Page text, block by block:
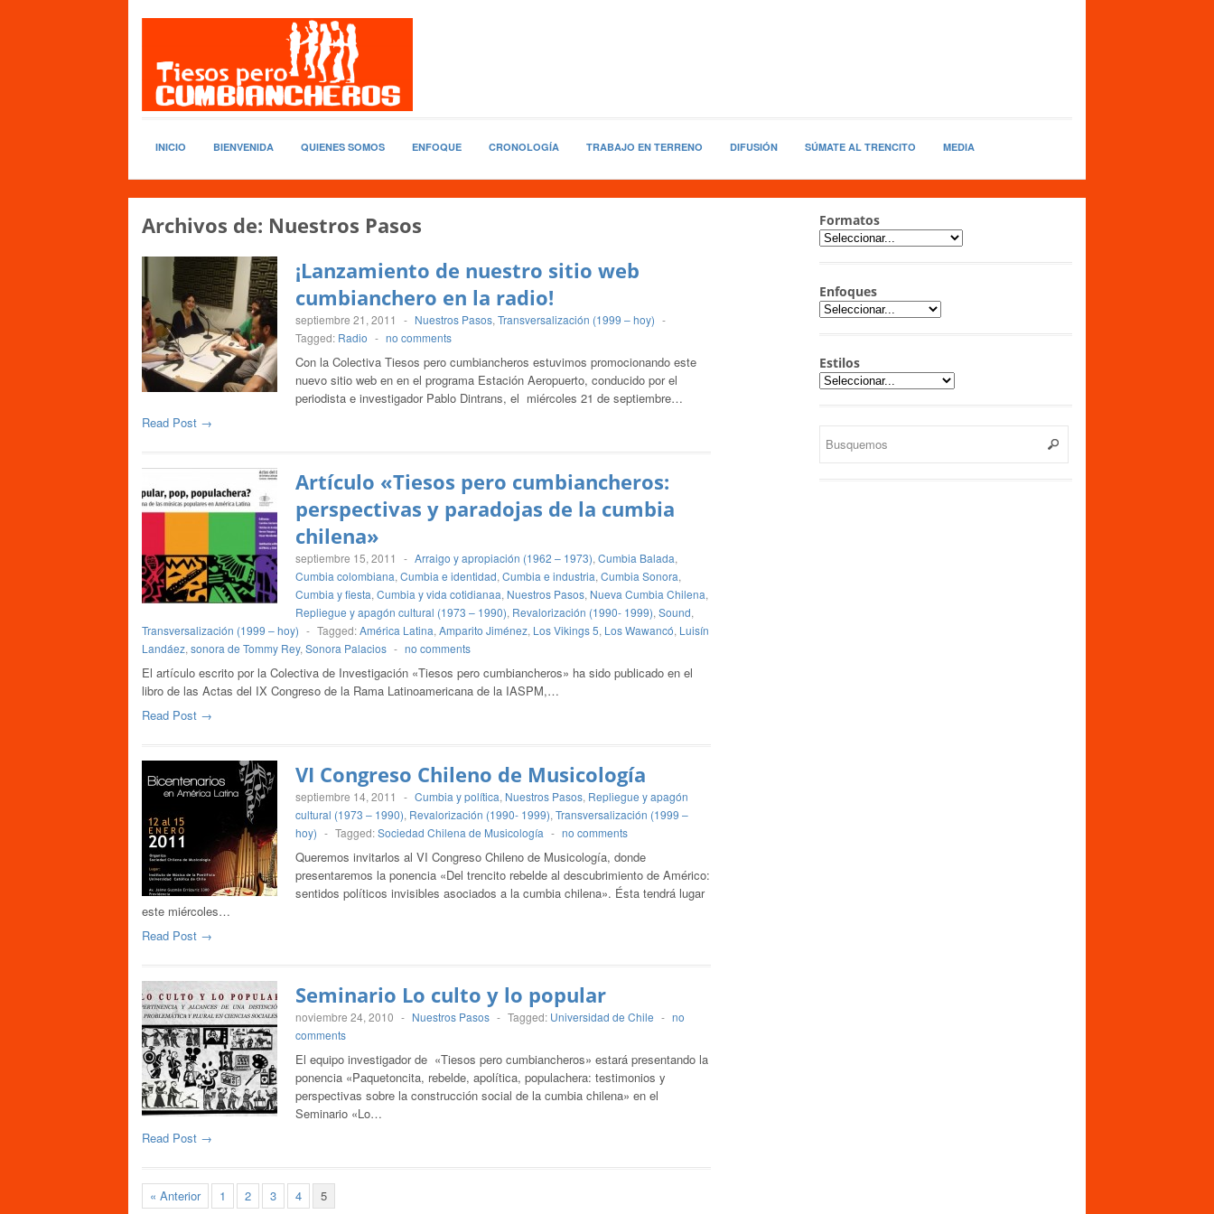
INICIO BIENVENIDA QUIENES SOMOS ENFOQUE CRONOLOGÍA TRABAJO EN TERRENO DIFUSIÓN SÚMATE AL TRENCITO MEDIA
Archivos de: Nuestros Pasos
¡Lanzamiento de nuestro sitio web
cumbianchero en la radio!
septiembre 21, 2011 - Nuestros Pasos, Transversalización (1999 – hoy) -
Tagged: Radio - no comments
Con la Colectiva Tiesos pero cumbiancheros estuvimos promocionando este
nuevo sitio web en en el programa Estación Aeropuerto, conducido por el
periodista e investigador Pablo Dintrans, el miércoles 21 de septiembre…
Read Post →
Artículo «Tiesos pero cumbiancheros:
perspectivas y paradojas de la cumbia
chilena»
septiembre 15, 2011 - Arraigo y apropiación (1962 – 1973), Cumbia Balada,
Cumbia colombiana, Cumbia e identidad, Cumbia e industria, Cumbia Sonora,
Cumbia y fiesta, Cumbia y vida cotidianaa, Nuestros Pasos, Nueva Cumbia Chilena,
Repliegue y apagón cultural (1973 – 1990), Revalorización (1990- 1999), Sound,
Transversalización (1999 – hoy) - Tagged:América Latina, Amparito Jiménez, Los Vikings 5, Los Wawancó, Luisín
Landáez, sonora de Tommy Rey, Sonora Palacios - no comments
El artículo escrito por la Colectiva de Investigación «Tiesos pero cumbiancheros» ha sido publicado en el
libro de las Actas del IX Congreso de la Rama Latinoamericana de la IASPM,…
Read Post →
VI Congreso Chileno de Musicología
septiembre 14, 2011 - Cumbia y política, Nuestros Pasos, Repliegue y apagón
cultural (1973 – 1990), Revalorización (1990- 1999), Transversalización (1999 –
hoy) - Tagged:Sociedad Chilena de Musicología - no comments
Queremos invitarlos al VI Congreso Chileno de Musicología, donde
presentaremos la ponencia «Del trencito rebelde al descubrimiento de Américo:
sentidos políticos invisibles asociados a la cumbia chilena». Ésta tendrá lugar
este miércoles…
Read Post →
Seminario Lo culto y lo popular
noviembre 24, 2010 - Nuestros Pasos - Tagged: Universidad de Chile - no
comments
El equipo investigador de «Tiesos pero cumbiancheros» estará presentando la
ponencia «Paquetoncita, rebelde, apolítica, populachera: testimonios y
perspectivas sobre la construcción social de la cumbia chilena» en el
Seminario «Lo…
Read Post →
« Anterior 1 2 3 4 5
Formatos
Enfoques
Estilos